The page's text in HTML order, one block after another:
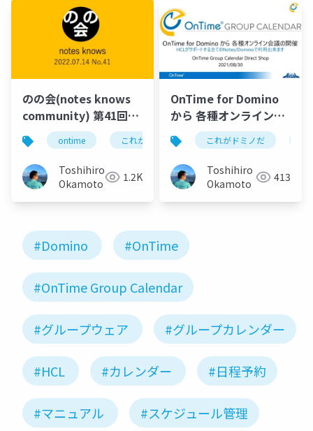
のの会(notes knows
community) 第41回
engage.ug Dominoに
関する重要情報のフィ
ードバック及び2022年
7月8月のイベント連絡
ontime これがドミノだ domino hcl
Toshihiro
Okamoto
1.2K
OnTime for Domino
から 各種オンライン会
議の開催これがドミノだ
Toshihiro
Okamoto
413
#Domino #OnTime
#OnTime Group Calendar
#グループウェア #グループカレンダー
#HCL #カレンダー #日程予約
#マニュアル #スケジュール管理